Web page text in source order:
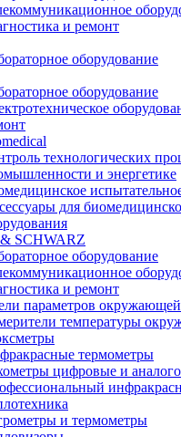
и ремонт
оборудование
оборудование
технологических
и энергетике
для
SCHWARZ
оборудование
и ремонт
параметров
температуры
термометры
цифровые и
и термометры